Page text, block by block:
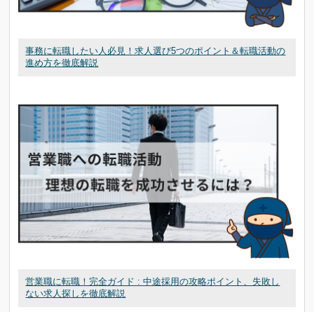
事務に転職したい人必見！求人選び5つのポイント＆転職活動の
進め方を徹底解説
営業職に転職！完全ガイド : 中途採用の攻略ポイント、失敗し
ない求人探しを徹底解説